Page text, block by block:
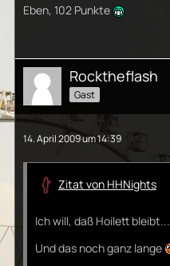
Eben, 102 Punkte
Rocktheflash
Gast
14. April 2009 um 14:39
Zitat von HHNights
Ich will, daß Hoilett bleibt...
Und das noch ganz lange